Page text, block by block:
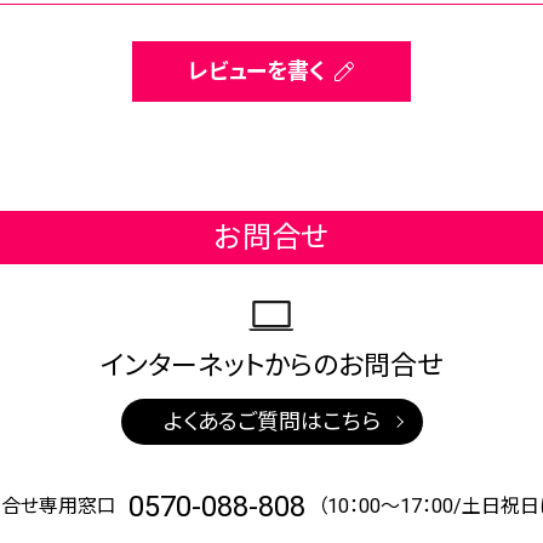
レビューを書く
お問合せ
インターネットからのお問合せ
よくあるご質問はこちら
せ専用窓口 0570-088-808 （10：00～17：00/土日祝日